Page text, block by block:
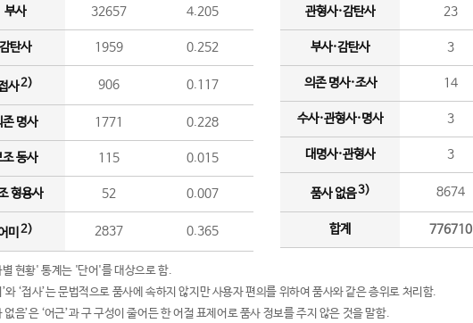
부사 32657 4.205
탄사 1959 0.252
사2) 906 0.117
존 명사 1771 0.228
조 동사 115 0.015
형용사 52 0.007
미 2) 2837 0.365
관형사·감탄사 23
부사·감탄사 3
의존 명사·조사 14
수사·관형사·명사 3
대명사·관형사 3
품사 없음3) 8674
합계 776710
현황' 통계는 '단어'를 대상으로 함.
와 ‘접사’는 문법적으로 품사에 속하지 않지만 사용자 편의를 위하여 품사와 같은 층위로 처리함.
없음’은 ‘어근’과 구 구성이 줄어든 한 어절 표제어로 품사 정보를 주지 않은 것을 말함.